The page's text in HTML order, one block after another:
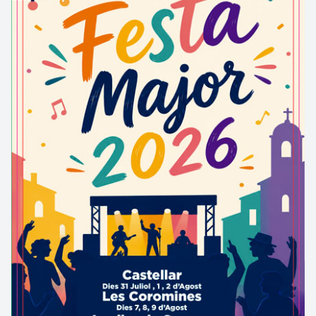
és l’antesala d’un ric patrimoni històric, artístic i
arquitectònic.
La fusió del mar amb la muntanya ens proporciona
un important patrimoni natural i especialment
geològic. Al fons s’albira el Cap de Creus, el Cap
Gros, el Peni, Broiles, el castell de Sant Salvador i
entre muntanyes la població de Portbou.